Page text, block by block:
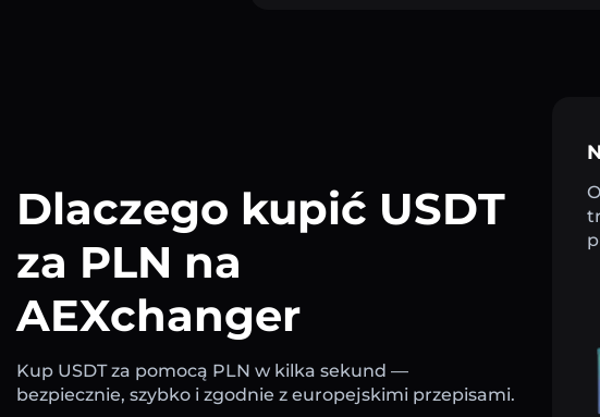
Dlaczego kupić USDT
za PLN na
AEXchanger
Kup USDT za pomocą PLN w kilka sekund —
bezpiecznie, szybko i zgodnie z europejskimi przepisami.